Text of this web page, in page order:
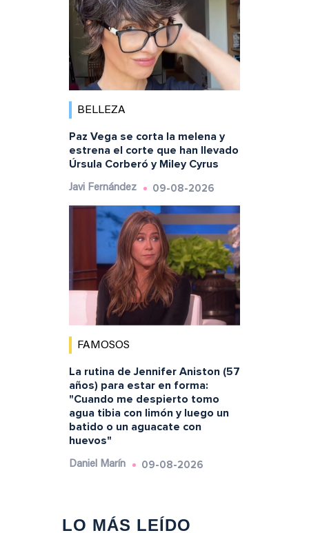
BELLEZA
Paz Vega se corta la melena y
estrena el corte que han llevado
Úrsula Corberó y Miley Cyrus
Javi Fernández 09-08-2026
FAMOSOS
La rutina de Jennifer Aniston (57
años) para estar en forma:
"Cuando me despierto tomo
agua tibia con limón y luego un
batido o un aguacate con
huevos"
Daniel Marín 09-08-2026
LO MÁS LEÍDO